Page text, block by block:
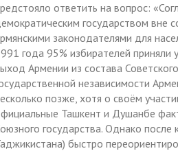
ответить на вопрос:
государством вне
законодателями для
года 95% избирателей приняли
Армении из состава
независимости
позже, хотя о своём
Ташкент и Душанбе
государства. Однако
быстро